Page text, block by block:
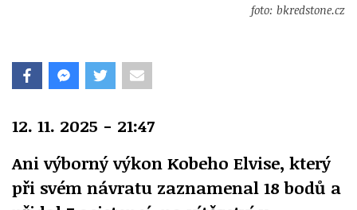
foto: bkredstone.cz
12. 11. 2025 - 21:47
Ani výborný výkon Kobeho Elvise, který
při svém návratu zaznamenal 18 bodů a